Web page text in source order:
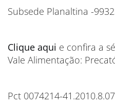
Subsede Planaltina -
Clique aqui e confira a
Vale Alimentação:
Pct 0074214-